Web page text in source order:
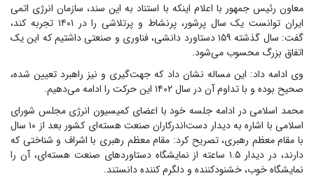
معاون رئیس جمهور با اعلام اینکه با استناد به این سند، سازمان انرژی اتمی
ایران توانست یک سال پرشور، پرنشاط و پرتلاشی را در ۱۴۰۱ تجربه کند،
گفت: سال گذشته ۱۵۹ دستاورد دانشی، فناوری و صنعتی داشتیم که این یک
اتفاق بزرگ محسوب می‌شود.
وی ادامه داد: این مساله نشان داد که جهت‌گیری و نیز راهبرد تعیین شده،
صحیح بوده و با تداوم آن در سال ۱۴۰۲ این حرکت را ادامه می‌دهیم.
محمد اسلامی در ادامه جلسه خود با اعضای کمیسیون انرژی مجلس شورای
اسلامی با اشاره به دیدار دست‌اندرکاران صنعت هسته‌ای کشور بعد از ۱۰ سال
با مقام معظم رهبری، تصریح کرد: مقام معظم رهبری با اشراف و شناختی که
دارند، در دیدار ۱.۵ ساعته از نمایشگاه دستاورد‌های صنعت هسته‌ای، آن را
نمایشگاه خوب، خشنودکننده و دلگرم کننده دانستند.